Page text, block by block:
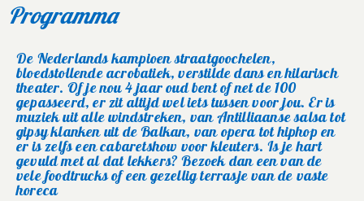
Programma
De Nederlands kampioen straatgoochelen,
bloedstollende acrobatiek, verstilde dans en hilarisch
theater. Of je nou 4 jaar oud bent of net de 100
gepasseerd, er zit altijd wel iets tussen voor jou. Er is
muziek uit alle windstreken, van Antilliaanse salsa tot
gipsy klanken uit de Balkan, van opera tot hiphop en
er is zelfs een cabaretshow voor kleuters. Is je hart
gevuld met al dat lekkers? Bezoek dan een van de
vele foodtrucks of een gezellig terrasje van de vaste
horeca